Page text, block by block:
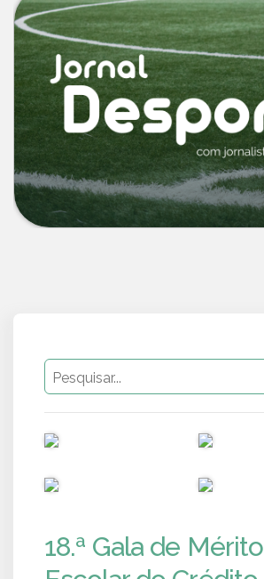
18.ª Gala de Mérito